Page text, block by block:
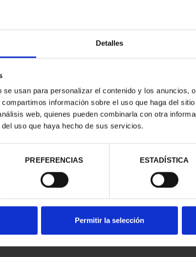
Detalles
usan para personalizar el contenido y los anuncios,
información sobre el uso que haga del
web, quienes pueden combinarla con otra
uso que haya hecho de sus servicios.
PREFERENCIAS ESTADÍSTICA
Permitir la selección
VELÁQUEZ
COMP.